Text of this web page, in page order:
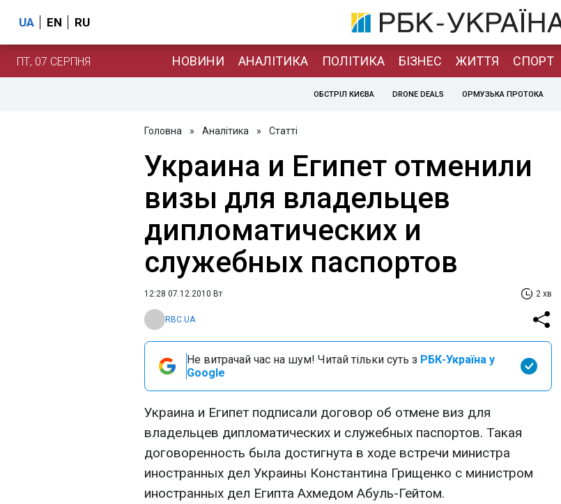
UA EN RU
ПТ, 07 СЕРПНЯ НОВИНИ АНАЛІТИКА ПОЛІТИКА БІЗНЕС ЖИТТЯ СПОРТ
ОБСТРІЛ КИЄВА DRONE DEALS ОРМУЗЬКА ПРОТОКА
Головна » Аналітика » Статті
Украина и Египет отменили
визы для владельцев
дипломатических и
служебных паспортов
12:28 07.12.2010 Вт 2 хв
RBC.UA
Не витрачай час на шум! Читай тільки суть з РБК-Україна у
Google
Украина и Египет подписали договор об отмене виз для
владельцев дипломатических и служебных паспортов. Такая
договоренность была достигнута в ходе встречи министра
иностранных дел Украины Константина Грищенко с министром
иностранных дел Египта Ахмедом Абуль-Гейтом.